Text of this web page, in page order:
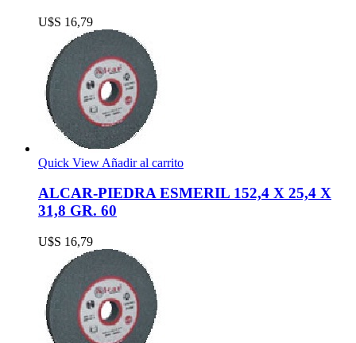
U$S 16,79
Quick View Añadir al carrito
ALCAR-PIEDRA ESMERIL 152,4 X 25,4 X
31,8 GR. 60
U$S 16,79